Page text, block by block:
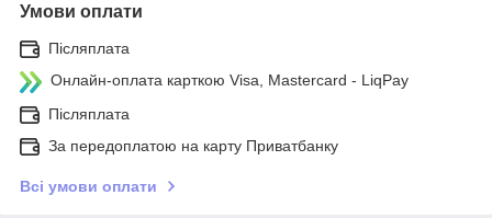
Умови оплати
Післяплата
Онлайн-оплата карткою Visa, Mastercard - LiqPay
Післяплата
За передоплатою на карту Приватбанку
Всі умови оплати